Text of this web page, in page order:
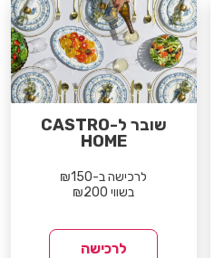
שובר ל-CASTRO
HOME
לרכישה ב-₪150
בשווי ₪200
לרכישה